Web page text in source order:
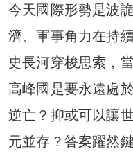
今天國際形勢是波
濟、軍事角力在持
史長河穿梭思索，
高峰國是要永遠處
逆亡？抑或可以讓
元並存？答案躍然